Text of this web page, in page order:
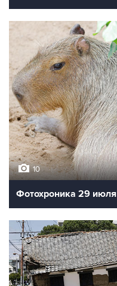
10
Фотохроника 29 июля